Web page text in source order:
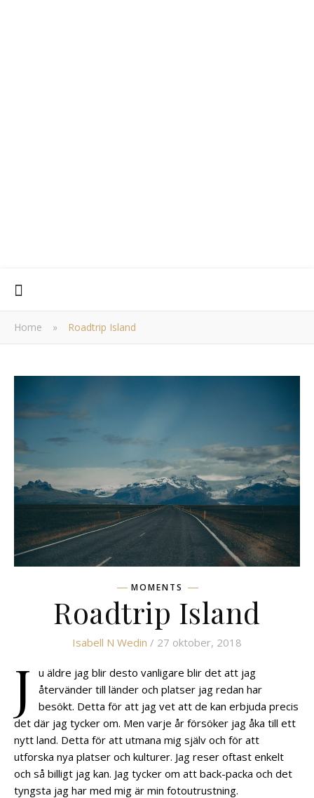
Home » Roadtrip Island
MOMENTS
Roadtrip Island
Isabell N Wedin / 27 oktober, 2018
J
u äldre jag blir desto vanligare blir det att jag
återvänder till länder och platser jag redan har
besökt. Detta för att jag vet att de kan erbjuda precis
det där jag tycker om. Men varje år försöker jag åka till ett
nytt land. Detta för att utmana mig själv och för att
utforska nya platser och kulturer. Jag reser oftast enkelt
och så billigt jag kan. Jag tycker om att back-packa och det
tyngsta jag har med mig är min fotoutrustning.